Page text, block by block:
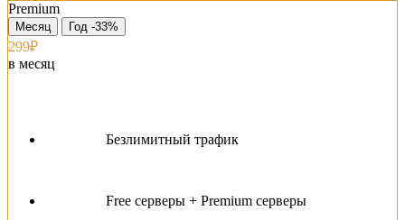
Premium
Месяц Год -33%
299₽
в месяц
Безлимитный трафик
Free серверы + Premium серверы